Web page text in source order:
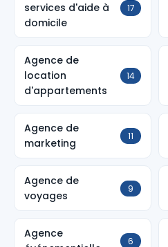
services d'aide à
domicile
17
Agence de
location
d'appartements
14
Agence de
marketing
11
Agence de
voyages
9
Agence
6